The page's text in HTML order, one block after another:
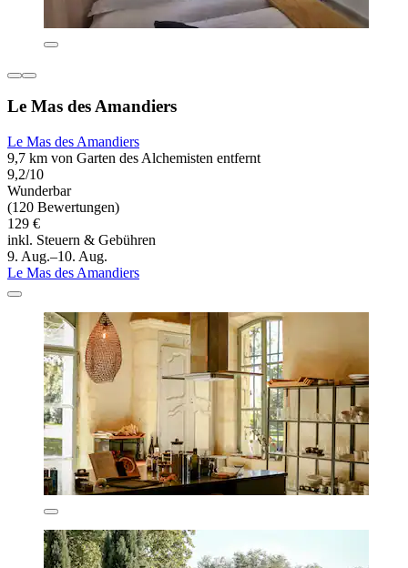
Le Mas des Amandiers
Le Mas des Amandiers
9,7 km von Garten des Alchemisten entfernt
9,2/10
Wunderbar
(120 Bewertungen)
129 €
inkl. Steuern & Gebühren
9. Aug.–10. Aug.
Le Mas des Amandiers